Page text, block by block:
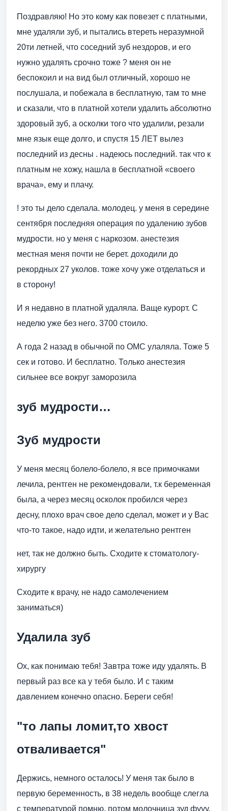
Поздравляю! Но это кому как повезет с платными,
мне удаляли зуб, и пытались втереть неразумной
20ти летней, что соседний зуб нездоров, и его
нужно удалять срочно тоже ? меня он не
беспокоил и на вид был отличный, хорошо не
послушала, и побежала в бесплатную, там то мне
и сказали, что в платной хотели удалить абсолютно
здоровый зуб, а осколки того что удалили, резали
мне язык еще долго, и спустя 15 ЛЕТ вылез
последний из десны . надеюсь последний. так что к
платным не хожу, нашла в бесплатной «своего
врача», ему и плачу.
! это ты дело сделала. молодец. у меня в середине
сентября последняя операция по удалению зубов
мудрости. но у меня с наркозом. анестезия
местная меня почти не берет. доходили до
рекордных 27 уколов. тоже хочу уже отделаться и
в сторону!
И я недавно в платной удаляла. Ваще курорт. С
неделю уже без него. 3700 стоило.
А года 2 назад в обычной по ОМС улаляла. Тоже 5
сек и готово. И бесплатно. Только анестезия
сильнее все вокруг заморозила
зуб мудрости…
Зуб мудрости
У меня месяц болело-болело, я все примочками
лечила, рентген не рекомендовали, т.к беременная
была, а через месяц осколок пробился через
десну, плохо врач свое дело сделал, может и у Вас
что-то такое, надо идти, и желательно рентген
нет, так не должно быть. Сходите к стоматологу-
хирургу
Сходите к врачу, не надо самолечением
заниматься)
Удалила зуб
Ох, как понимаю тебя! Завтра тоже иду удалять. В
первый раз все ка у тебя было. И с таким
давлением конечно опасно. Береги себя!
"то лапы ломит,то хвост
отваливается"
Держись, немного осталось! У меня так было в
первую беременность, в 38 недель вообще слегла
с температурой помню, потом молочница зуд фууу,